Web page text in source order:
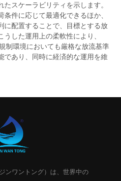
スケーラビリティを示します。
件に応じて最適化できるほか、
に配置することで、目標とする放
した運用上の柔軟性により、
制環境においても厳格な放流基準
であり、同時に経済的な運用を維
ンワントング）は、世界中の